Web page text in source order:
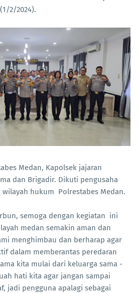
2/2024).
Medan, Kapolsek jajaran
dan Brigadir. Dikuti pengusaha
hukum Polrestabes Medan.
semoga dengan kegiatan ini
medan semakin aman dan
menghimbau dan berharap agar
dalam memberantas peredaran
kita mulai dari keluarga sama -
hati kita agar jangan sampai
jadi pengguna apalagi sebagai